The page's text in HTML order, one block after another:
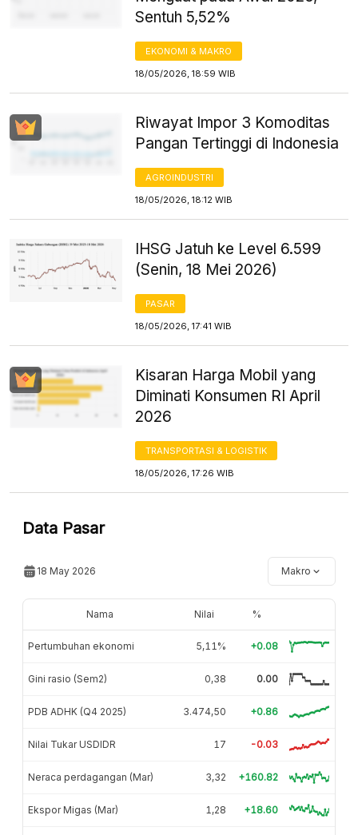
Sentuh 5,52%
EKONOMI & MAKRO
18/05/2026, 18:59 WIB
Riwayat Impor 3 Komoditas
Pangan Tertinggi di Indonesia
AGROINDUSTRI
18/05/2026, 18:12 WIB
IHSG Jatuh ke Level 6.599
(Senin, 18 Mei 2026)
PASAR
18/05/2026, 17:41 WIB
Kisaran Harga Mobil yang
Diminati Konsumen RI April
2026
TRANSPORTASI & LOGISTIK
18/05/2026, 17:26 WIB
Data Pasar
18 May 2026 Makro
Nama Nilai %
Pertumbuhan ekonomi 5,11% +0.08
Gini rasio (Sem2) 0,38 0.00
PDB ADHK (Q4 2025) 3.474,50 +0.86
Nilai Tukar USDIDR 17 -0.03
Neraca perdagangan (Mar) 3,32 +160.82
Ekspor Migas (Mar) 1,28 +18.60